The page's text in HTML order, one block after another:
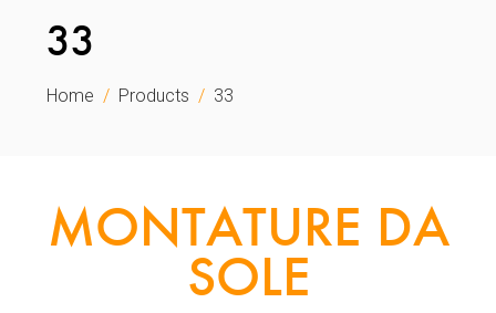
33
Home Products 33
MONTATURE DA
SOLE